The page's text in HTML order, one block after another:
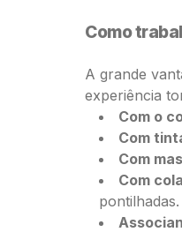
Como
A grande
experiência
Com o
Com
Com
Com
pontilhadas.